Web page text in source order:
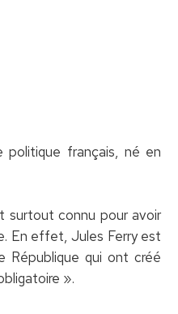
politique français, né en
surtout connu pour avoir
En effet, Jules Ferry est
République qui ont créé
».